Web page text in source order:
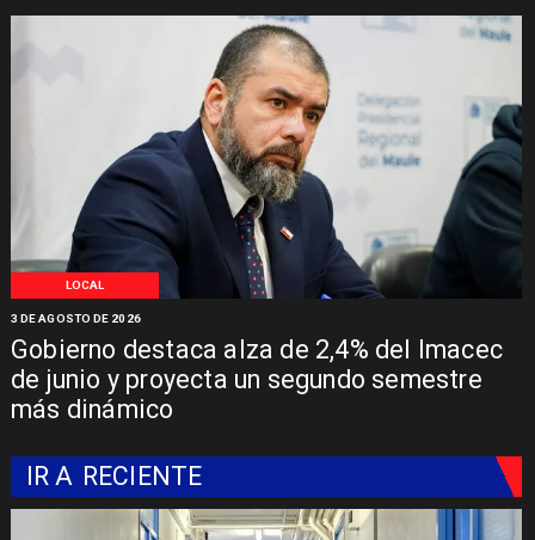
LOCAL
Gobierno destaca alza de 2,4% del Imacec
de junio y proyecta un segundo semestre
más dinámico
3 DE AGOSTO DE 2026
IR A RECIENTE